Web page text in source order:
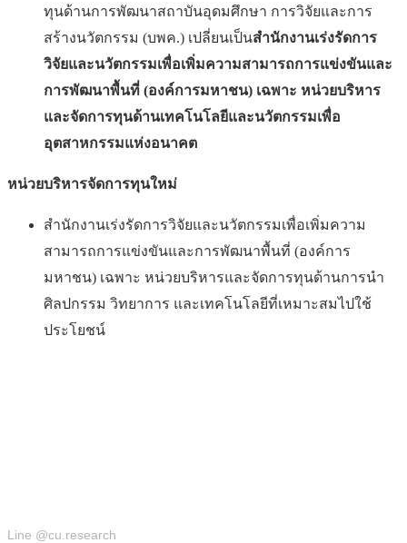
ทุนด้านการพัฒนาสถาบันอุดมศึกษา การวิจัยและการ
สร้างนวัตกรรม (บพค.) เปลี่ยนเป็นสำนักงานเร่งรัดการ
วิจัยและนวัตกรรมเพื่อเพิ่มความสามารถการแข่งขันและ
การพัฒนาพื้นที่ (องค์การมหาชน) เฉพาะ หน่วยบริหาร
และจัดการทุนด้านเทคโนโลยีและนวัตกรรมเพื่อ
อุตสาหกรรมแห่งอนาคต
หน่วยบริหารจัดการทุนใหม่
สำนักงานเร่งรัดการวิจัยและนวัตกรรมเพื่อเพิ่มความ
สามารถการแข่งขันและการพัฒนาพื้นที่ (องค์การ
มหาชน) เฉพาะ หน่วยบริหารและจัดการทุนด้านการนำ
ศิลปกรรม วิทยาการ และเทคโนโลยีที่เหมาะสมไปใช้
ประโยชน์
Line @cu.research